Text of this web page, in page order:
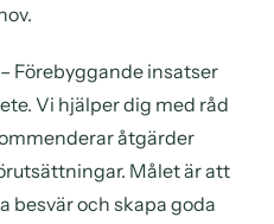
– Förebyggande insatser
Vi hjälper dig med råd
åtgärder
Målet är att
besvär och skapa goda